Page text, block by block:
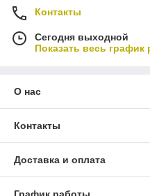
Контакты
Сегодня выходной
Показать весь график
О нас
Контакты
Доставка и оплата